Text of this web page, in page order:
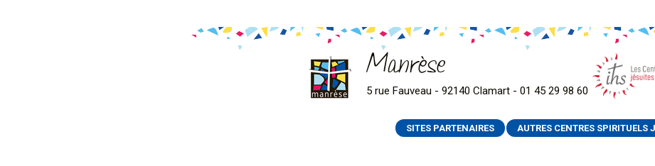
Manrèse
5 rue Fauveau - 92140 Clamart - 01 45 29 98 60
SITES PARTENAIRES AUTRES CENTRES SPIRITUELS